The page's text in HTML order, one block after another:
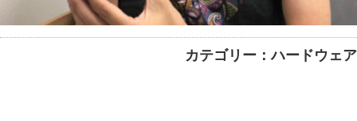
カテゴリー：ハードウェア